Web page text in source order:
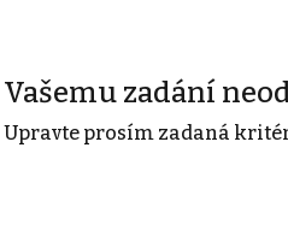
Vašemu zadání
Upravte prosím zadaná